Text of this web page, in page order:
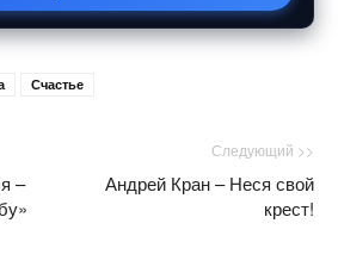
Счастье
–
Следующий >>
Андрей Кран – Неся свой
крест!